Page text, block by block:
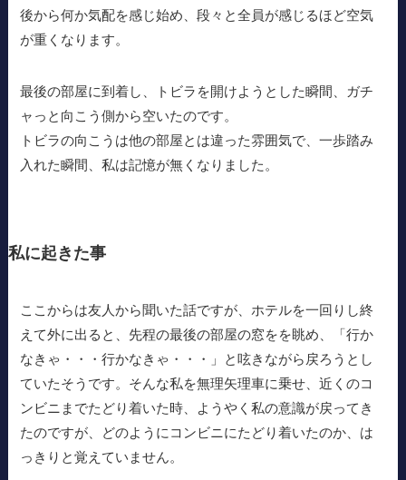
後から何か気配を感じ始め、段々と全員が感じるほど空気
が重くなります。
最後の部屋に到着し、トビラを開けようとした瞬間、ガチ
ャっと向こう側から空いたのです。
トビラの向こうは他の部屋とは違った雰囲気で、一歩踏み
入れた瞬間、私は記憶が無くなりました。
私に起きた事
ここからは友人から聞いた話ですが、ホテルを一回りし終
えて外に出ると、先程の最後の部屋の窓をを眺め、「行か
なきゃ・・・行かなきゃ・・・」と呟きながら戻ろうとし
ていたそうです。そんな私を無理矢理車に乗せ、近くのコ
ンビニまでたどり着いた時、ようやく私の意識が戻ってき
たのですが、どのようにコンビニにたどり着いたのか、は
っきりと覚えていません。